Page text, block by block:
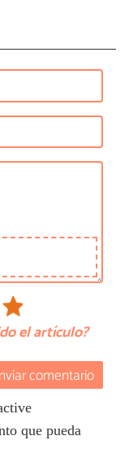
el artículo?
comentario
que pueda